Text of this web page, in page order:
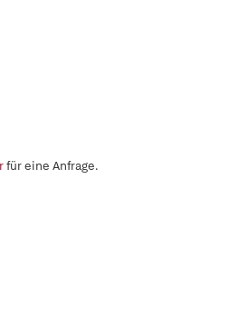
für eine Anfrage.